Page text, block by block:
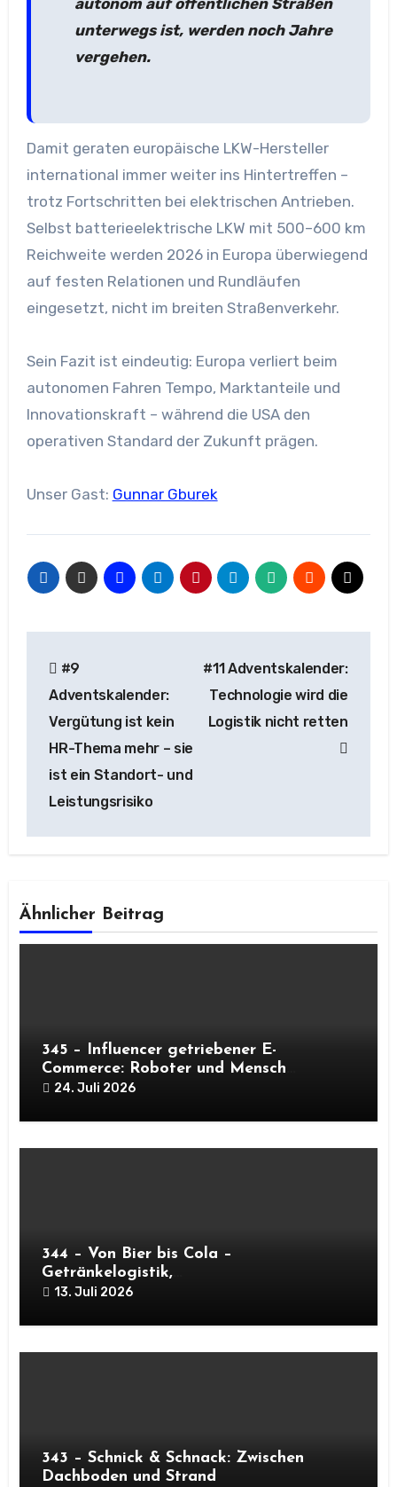
autonom auf öffentlichen Straßen
unterwegs ist, werden noch Jahre
vergehen.
Damit geraten europäische LKW-Hersteller
international immer weiter ins Hintertreffen –
trotz Fortschritten bei elektrischen Antrieben.
Selbst batterieelektrische LKW mit 500–600 km
Reichweite werden 2026 in Europa überwiegend
auf festen Relationen und Rundläufen
eingesetzt, nicht im breiten Straßenverkehr.
Sein Fazit ist eindeutig: Europa verliert beim
autonomen Fahren Tempo, Marktanteile und
Innovationskraft – während die USA den
operativen Standard der Zukunft prägen.
Unser Gast: Gunnar Gburek
#9
Adventskalender:
Vergütung ist kein
HR-Thema mehr – sie
ist ein Standort- und
Leistungsrisiko
#11 Adventskalender:
Technologie wird die
Logistik nicht retten
Ähnlicher Beitrag
345 – Influencer getriebener E-
Commerce: Roboter und Mensch
meistern Peaks
24. Juli 2026
344 – Von Bier bis Cola –
Getränkelogistik,
Kapazitätsoptimierung und Oktoberfest
13. Juli 2026
343 – Schnick & Schnack: Zwischen
Dachboden und Strand